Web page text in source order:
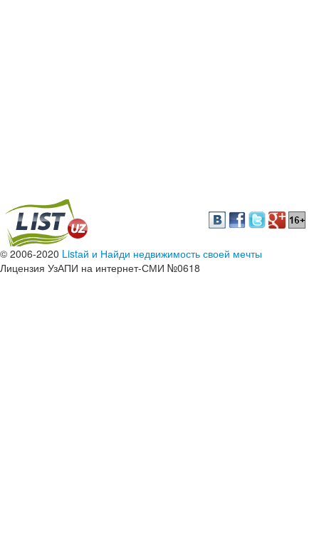
© 2006-2020 Listай и Найди недвижимость своей мечты
Лицензия УзАПИ на интернет-СМИ №0618